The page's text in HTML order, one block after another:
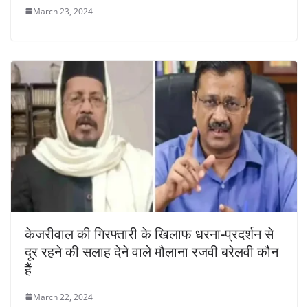
March 23, 2024
केजरीवाल की गिरफ्तारी के खिलाफ धरना-प्रदर्शन से
दूर रहने की सलाह देने वाले मौलाना रजवी बरेलवी कौन
हैं
March 22, 2024